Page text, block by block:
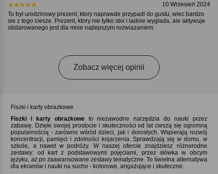
10 Wrzesień 2024
To byl urodzinowy prezent, ktory naprawde przypadl do gustu, wiec bardzo
sie z tego ciesze. Prezent, ktory nie tylko stoi i ladnie wyglada, ale aktywuje
obdarowanego jest dla mnie najlepszym rozwiazaniem.
Zobacz więcej opinii
Fiszki i karty obrazkowe
Fiszki i karty obrazkoweto niezawodne narzędzia do nauki przez
zabawę. Dzięki swojej prostocie i skuteczności od lat cieszą się ogromną
popularnością - zarówno wśród dzieci, jak i dorosłych. Wspierają rozwój
koncentracji, pamięci i zdolności kojarzenia. Sprawdzają się w domu, w
szkole, a nawet w podróży. W naszej ofercie znajdziesz różnorodne
zestawy: od kart z podstawowymi pojęciami, przez słówka w obcym
języku, aż po zaawansowane zestawy tematyczne. To świetna alternatywa
dla ekranów i nauki na sucho - kolorowe, angażujące i skuteczne.